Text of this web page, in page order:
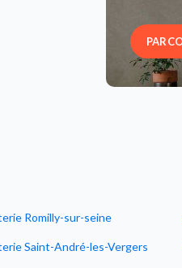
Romilly-sur-seine
Saint-André-les-Vergers